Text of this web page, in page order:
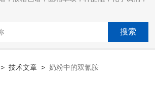
>技术文章 >奶粉中的双氰胺